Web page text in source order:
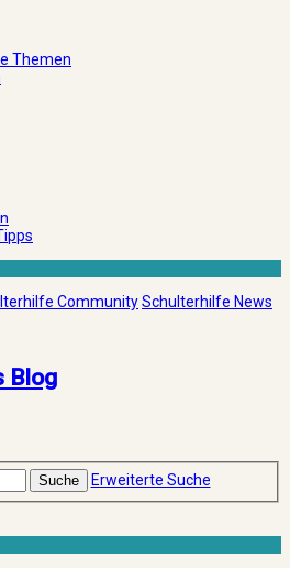
Themen
CommunitySchulterhilfe News
Blog
Suche
Erweiterte Suche